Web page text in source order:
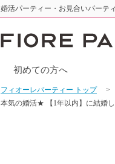
婚活パーティー・お見合いパーテ
初めての方へ
フィオーレパーティー トップ
本気の婚活★ 【1年以内】に結婚